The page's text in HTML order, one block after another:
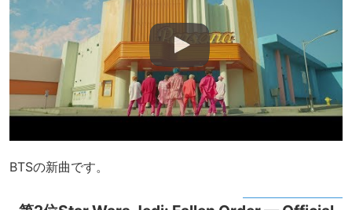
BTSの新曲です。